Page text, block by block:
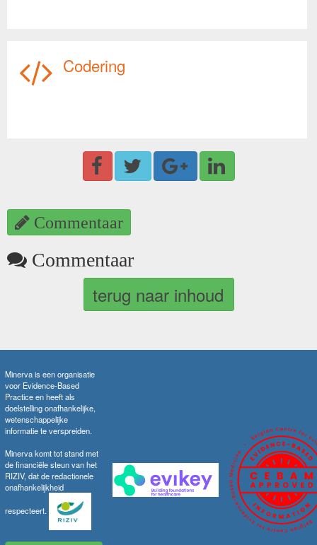
Codering
Commentaar
Commentaar
terug naar inhoud
Minerva is een organisatie
voor Evidence-Based
Practice en heeft als
doelstelling onafhankelijke,
wetenschappelijke
informatie te verspreiden.
Minerva komt tot stand met
de financiële steun van het
RIZIV, dat de redactionele
onafhankelijkheid
respecteert.